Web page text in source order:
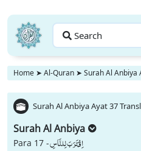
Search
Home ➤ Al-Quran ➤ Surah Al Anbiya
Surah Al Anbiya Ayat 37
Surah Al Anbiya
Para 17 -اِقْتَرَبَ لِلنَّاسِ